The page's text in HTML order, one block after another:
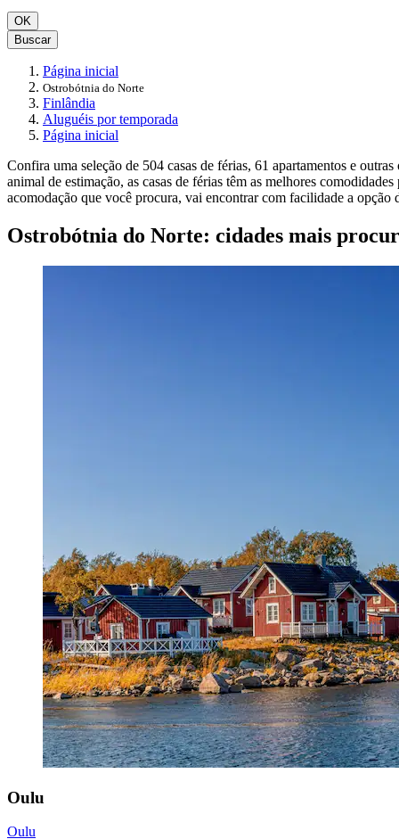
OK
Buscar
Página inicial
Ostrobótnia do Norte
Finlândia
Aluguéis por temporada
Página inicial
Confira uma seleção de 504 casas de férias, 61 apartamentos e
animal de estimação, as casas de férias têm as melhores
acomodação que você procura, vai encontrar com facilidade a
Ostrobótnia do Norte: cidades mais
Oulu
Oulu